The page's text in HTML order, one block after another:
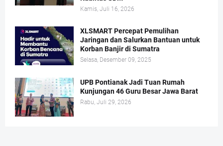
Kamis, Juli 16, 2026
XLSMART Percepat Pemulihan
Jaringan dan Salurkan Bantuan untuk
Korban Banjir di Sumatra
Selasa, Desember 09, 2025
UPB Pontianak Jadi Tuan Rumah
Kunjungan 46 Guru Besar Jawa Barat
Rabu, Juli 29, 2026